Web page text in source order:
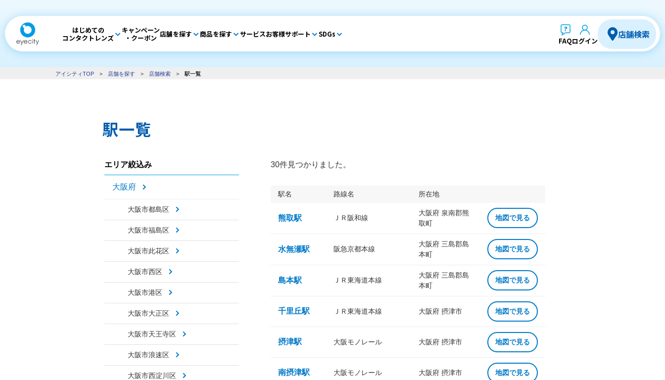
はじめての
コンタクトレンズ
キャンペーン
・クーポン 店舗を探す 商品を探す サービスお客様サポート SDGs
FAQログイン
店舗検索
アイシティTOP > 店舗を探す > 店舗検索 > 駅一覧
駅一覧
エリア絞込み
大阪府
大阪市都島区
大阪市福島区
大阪市此花区
大阪市西区
大阪市港区
大阪市大正区
大阪市天王寺区
大阪市浪速区
大阪市西淀川区
30件見つかりました。
駅名 路線名 所在地
熊取駅 ＪＲ阪和線
大阪府 泉南郡熊
取町
地図で見る
水無瀬駅 阪急京都本線
大阪府 三島郡島
本町
地図で見る
島本駅 ＪＲ東海道本線
大阪府 三島郡島
本町
地図で見る
千里丘駅 ＪＲ東海道本線 大阪府 摂津市 地図で見る
摂津駅 大阪モノレール 大阪府 摂津市 地図で見る
南摂津駅 大阪モノレール 大阪府 摂津市 地図で見る